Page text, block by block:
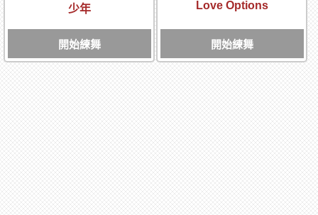
少年
開始練舞
Love Options
開始練舞